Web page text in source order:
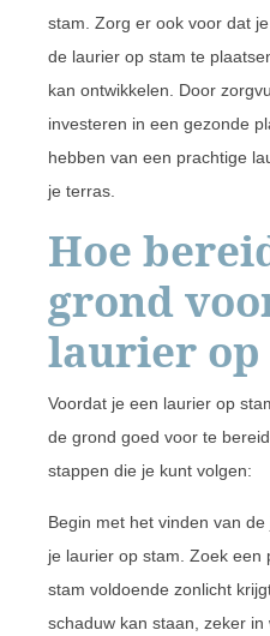
stam. Zorg er ook voor dat
de laurier op stam te
kan ontwikkelen. Door
investeren in een gezonde
hebben van een prachtige
je terras.
Hoe
grond
laurier op
Voordat je een laurier op
de grond goed voor te
stappen die je kunt volgen:
Begin met het vinden van
je laurier op stam. Zoek een
stam voldoende zonlicht
schaduw kan staan, zeker in